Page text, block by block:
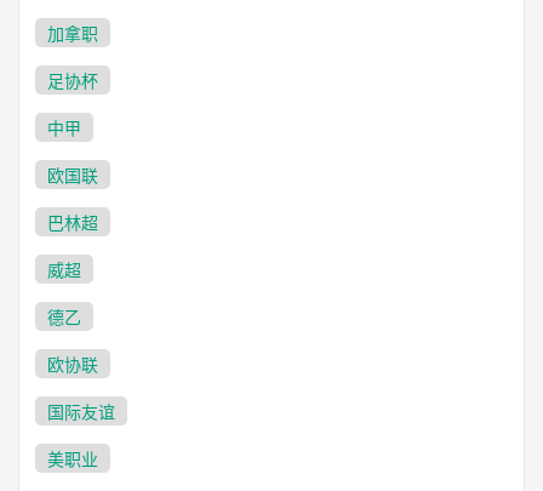
加拿职
足协杯
中甲
欧国联
巴林超
威超
德乙
欧协联
国际友谊
美职业